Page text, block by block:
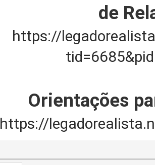
de
https://
Orientações
https://